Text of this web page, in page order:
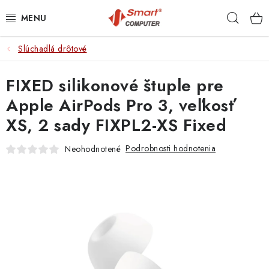
na
NOTEBOOKY
MOBILNÉ ZARIADENIA
PC A KOMPONENTY
PERIFÉRIE
Slúchadlá drôtové
FIXED silikonové štuple pre
Apple AirPods Pro 3, veľkosť
XS, 2 sady FIXPL2-XS Fixed
Neohodnotené Podrobnosti hodnotenia